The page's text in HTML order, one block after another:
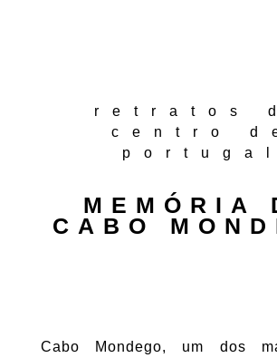
retratos
centro
portugal
MEMÓRIA
CABO
Cabo Mondego, um dos